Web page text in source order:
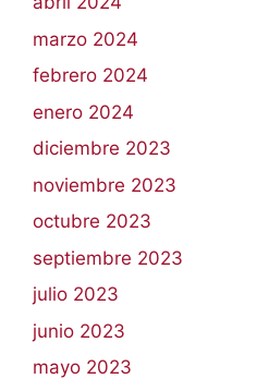
marzo 2024
febrero 2024
enero 2024
diciembre 2023
noviembre 2023
octubre 2023
septiembre 2023
julio 2023
junio 2023
mayo 2023